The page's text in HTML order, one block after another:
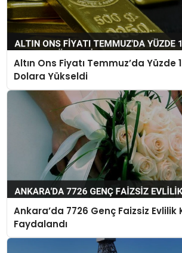
Altın Ons Fiyatı Temmuz’da Yüzde
Dolara Yükseldi
Ankara’da 7726 Genç Faizsiz Evlilik
Faydalandı